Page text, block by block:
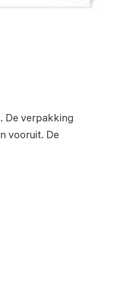
De verpakking
vooruit. De